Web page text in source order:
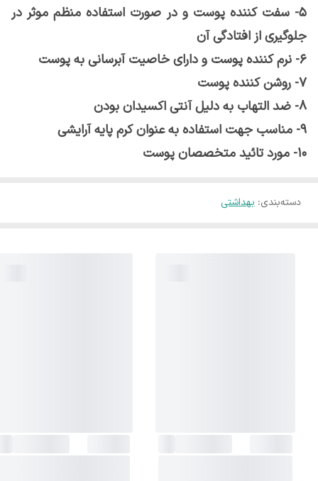
5- سفت کننده پوست و در صورت استفاده منظم موثر در
جلوگیری از افتادگی آن
6- نرم کننده پوست و دارای خاصیت آبرسانی به پوست
7- روشن کننده پوست
8- ضد التهاب به دلیل آنتی اکسیدان بودن
9- مناسب جهت استفاده به عنوان کرم پایه آرایشی
10- مورد تائید متخصصان پوست
دسته‌بندی: بهداشتی